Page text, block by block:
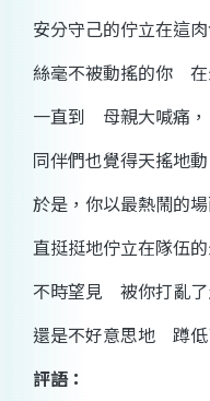
安分守己的佇立在這肉
絲毫不被動搖的你 在
一直到 母親大喊痛，
同伴們也覺得天搖地動
於是，你以最熱鬧的場
直挺挺地佇立在隊伍的
不時望見 被你打亂了
還是不好意思地 蹲低
評語：